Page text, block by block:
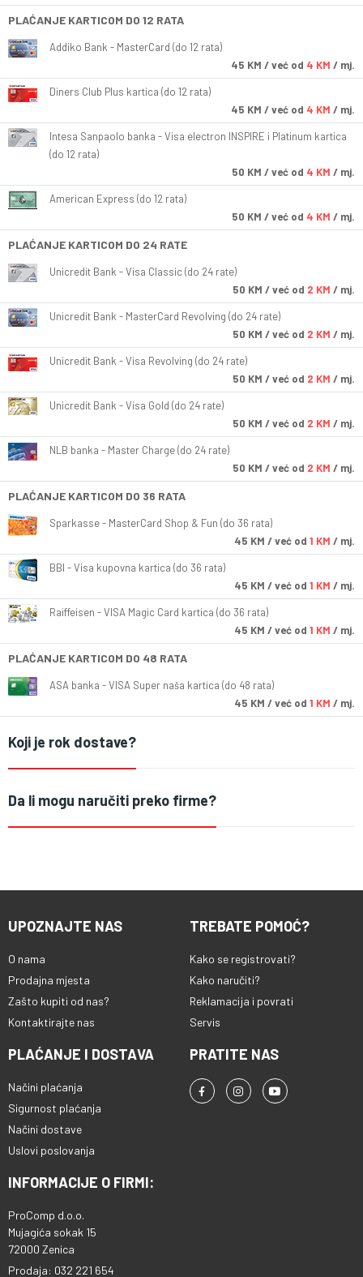
PLAĆANJE KARTICOM DO 12 RATA
Addiko Bank - MasterCard (do 12 rata)
45 KM / već od 4 KM / mj.
Diners Club Plus kartica (do 12 rata)
45 KM / već od 4 KM / mj.
Intesa Sanpaolo banka - Visa electron INSPIRE i Platinum kartica
(do 12 rata)
50 KM / već od 4 KM / mj.
American Express (do 12 rata)
50 KM / već od 4 KM / mj.
PLAĆANJE KARTICOM DO 24 RATE
Unicredit Bank - Visa Classic (do 24 rate)
50 KM / već od 2 KM / mj.
Unicredit Bank - MasterCard Revolving (do 24 rate)
50 KM / već od 2 KM / mj.
Unicredit Bank - Visa Revolving (do 24 rate)
50 KM / već od 2 KM / mj.
Unicredit Bank - Visa Gold (do 24 rate)
50 KM / već od 2 KM / mj.
NLB banka - Master Charge (do 24 rate)
50 KM / već od 2 KM / mj.
PLAĆANJE KARTICOM DO 36 RATA
Sparkasse - MasterCard Shop & Fun (do 36 rata)
45 KM / već od 1 KM / mj.
BBI - Visa kupovna kartica (do 36 rata)
45 KM / već od 1 KM / mj.
Raiffeisen - VISA Magic Card kartica (do 36 rata)
45 KM / već od 1 KM / mj.
PLAĆANJE KARTICOM DO 48 RATA
ASA banka - VISA Super naša kartica (do 48 rata)
45 KM / već od 1 KM / mj.
Koji je rok dostave?
Da li mogu naručiti preko firme?
UPOZNAJTE NAS
O nama
Prodajna mjesta
Zašto kupiti od nas?
Kontaktirajte nas
TREBATE POMOĆ?
Kako se registrovati?
Kako naručiti?
Reklamacija i povrati
Servis
PLAĆANJE I DOSTAVA
Načini plaćanja
Sigurnost plaćanja
Načini dostave
Uslovi poslovanja
PRATITE NAS
INFORMACIJE O FIRMI:
ProComp d.o.o.
Mujagića sokak 15
72000 Zenica
Prodaja: 032 221 654